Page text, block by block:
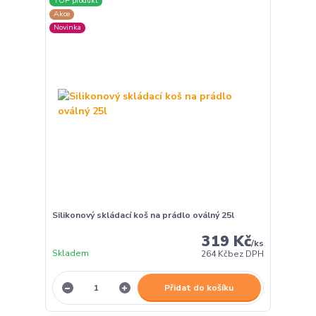
Akce
Novinka
Silikonový skládací koš na prádlo oválný 25l
319 Kč/ks
264 Kčbez DPH
Skladem
Přidat do košíku